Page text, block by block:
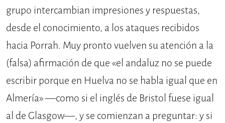
grupo intercambian impre­siones y respuestas,
desde el conoci­miento, a los ataques recibidos
hacia Porrah. Muy pronto vuelven su aten­ción a la
(falsa) afirmación de que «el andaluz no se puede
escribir porque en Huelva no se habla igual que en
Alme­ría» —como si el inglés de Bristol fuese igual
al de Glasgow—, y se comienzan a preguntar: y si